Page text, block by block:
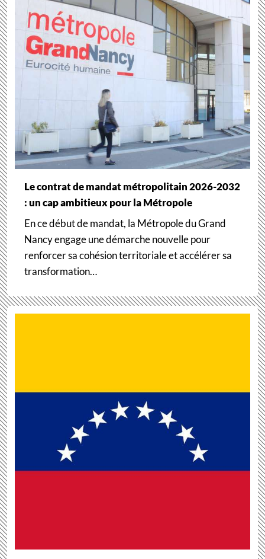
Le contrat de mandat métropolitain 2026-2032
: un cap ambitieux pour la Métropole
En ce début de mandat, la Métropole du Grand
Nancy engage une démarche nouvelle pour
renforcer sa cohésion territoriale et accélérer sa
transformation…